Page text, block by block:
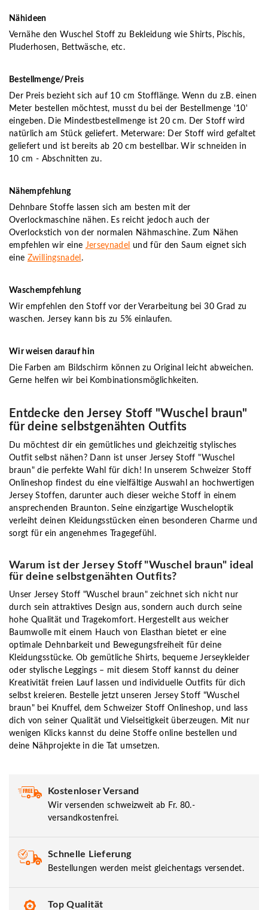
Nähideen
Vernähe den Wuschel Stoff zu Bekleidung wie Shirts, Pischis,
Pluderhosen, Bettwäsche, etc.
Bestellmenge/Preis
Der Preis bezieht sich auf 10 cm Stofflänge. Wenn du z.B. einen
Meter bestellen möchtest, musst du bei der Bestellmenge '10'
eingeben. Die Mindestbestellmenge ist 20 cm. Der Stoff wird
natürlich am Stück geliefert. Meterware: Der Stoff wird gefaltet
geliefert und ist bereits ab 20 cm bestellbar. Wir schneiden in
10 cm - Abschnitten zu.
Nähempfehlung
Dehnbare Stoffe lassen sich am besten mit der
Overlockmaschine nähen. Es reicht jedoch auch der
Overlockstich von der normalen Nähmaschine. Zum Nähen
empfehlen wir eine Jerseynadel
und für den Saum eignet sich
eine Zwillingsnadel .
Waschempfehlung
Wir empfehlen den Stoff vor der Verarbeitung bei 30 Grad zu
waschen. Jersey kann bis zu 5% einlaufen.
Wir weisen darauf hin
Die Farben am Bildschirm können zu Original leicht abweichen.
Gerne helfen wir bei Kombinationsmöglichkeiten.
Entdecke den Jersey Stoff "Wuschel braun"
für deine selbstgenähten Outfits
Du möchtest dir ein gemütliches und gleichzeitig stylisches
Outfit selbst nähen? Dann ist unser Jersey Stoff "Wuschel
braun" die perfekte Wahl für dich! In unserem Schweizer Stoff
Onlineshop findest du eine vielfältige Auswahl an hochwertigen
Jersey Stoffen, darunter auch dieser weiche Stoff in einem
ansprechenden Braunton. Seine einzigartige Wuscheloptik
verleiht deinen Kleidungsstücken einen besonderen Charme und
sorgt für ein angenehmes Tragegefühl.
Warum ist der Jersey Stoff "Wuschel braun" ideal
für deine selbstgenähten Outfits?
Unser Jersey Stoff "Wuschel braun" zeichnet sich nicht nur
durch sein attraktives Design aus, sondern auch durch seine
hohe Qualität und Tragekomfort. Hergestellt aus weicher
Baumwolle mit einem Hauch von Elasthan bietet er eine
optimale Dehnbarkeit und Bewegungsfreiheit für deine
Kleidungsstücke. Ob gemütliche Shirts, bequeme Jerseykleider
oder stylische Leggings – mit diesem Stoff kannst du deiner
Kreativität freien Lauf lassen und individuelle Outfits für dich
selbst kreieren. Bestelle jetzt unseren Jersey Stoff "Wuschel
braun" bei Knuffel, dem Schweizer Stoff Onlineshop, und lass
dich von seiner Qualität und Vielseitigkeit überzeugen. Mit nur
wenigen Klicks kannst du deine Stoffe online bestellen und
deine Nähprojekte in die Tat umsetzen.
Kostenloser Versand
Wir versenden schweizweit ab Fr. 80.-
versandkostenfrei.
Schnelle Lieferung
Bestellungen werden meist gleichentags versendet.
Top Qualität